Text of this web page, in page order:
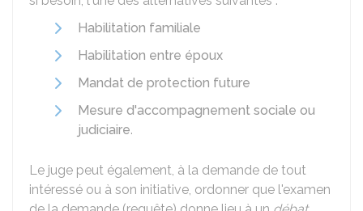
Habilitation familiale
Habilitation entre époux
Mandat de protection future
Mesure d'accompagnement sociale ou
judiciaire.
Le juge peut également, à la demande de tout
intéressé ou à son initiative, ordonner que l'examen